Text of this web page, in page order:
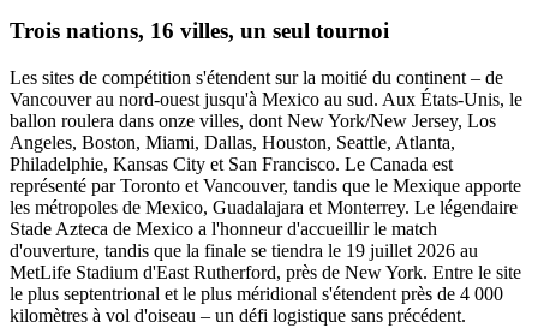
Trois nations, 16 villes, un seul tournoi
Les sites de compétition s'étendent sur la moitié du continent – de
Vancouver au nord-ouest jusqu'à Mexico au sud. Aux États-Unis, le
ballon roulera dans onze villes, dont New York/New Jersey, Los
Angeles, Boston, Miami, Dallas, Houston, Seattle, Atlanta,
Philadelphie, Kansas City et San Francisco. Le Canada est
représenté par Toronto et Vancouver, tandis que le Mexique apporte
les métropoles de Mexico, Guadalajara et Monterrey. Le légendaire
Stade Azteca de Mexico a l'honneur d'accueillir le match
d'ouverture, tandis que la finale se tiendra le 19 juillet 2026 au
MetLife Stadium d'East Rutherford, près de New York. Entre le site
le plus septentrional et le plus méridional s'étendent près de 4 000
kilomètres à vol d'oiseau – un défi logistique sans précédent.